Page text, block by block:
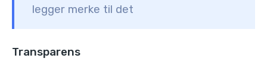
legger merke til det
Transparens